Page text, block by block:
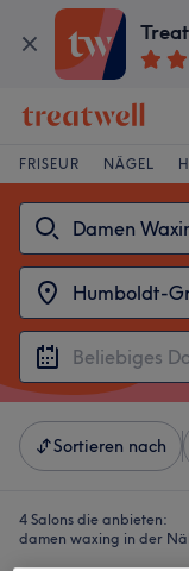
FRISEUR NÄGEL
Sortieren nach
4 Salons die anbieten:
damen waxing in der